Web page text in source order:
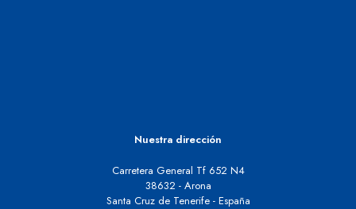
Nuestra dirección
Carretera General Tf 652 N4
38632 - Arona
Santa Cruz de Tenerife - España